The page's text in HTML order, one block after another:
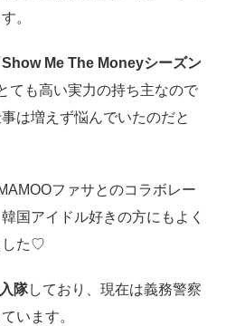
。
Show Me The Moneyシーズン
ても高い実力の持ち主なので
は増えず悩んでいたのだと
ファサとのコラボレー
国アイドル好きの方にもよく
した♡
隊しており、現在は義務警察
います。